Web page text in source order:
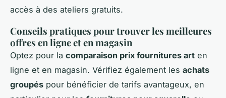
accès à des ateliers gratuits.
Conseils pratiques pour trouver les meilleures
offres en ligne et en magasin
Optez pour la comparaison prix fournitures art en
ligne et en magasin. Vérifiez également les achats
groupés pour bénéficier de tarifs avantageux, en